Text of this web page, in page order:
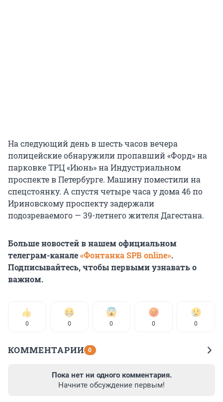
На следующий день в шесть часов вечера
полицейские обнаружили пропавший «Форд» на
парковке ТРЦ «Июнь» на Индустриальном
проспекте в Петербурге. Машину поместили на
спецстоянку. А спустя четыре часа у дома 46 по
Ириновскому проспекту задержали
подозреваемого — 39-летнего жителя Дагестана.
Больше новостей в нашем официальном
телеграм-канале«Фонтанка SPB online».
Подписывайтесь, чтобы первыми узнавать о
важном.
0 0 0 0 0
КОММЕНТАРИИ 0
Пока нет ни одного комментария.
Начните обсуждение первым!